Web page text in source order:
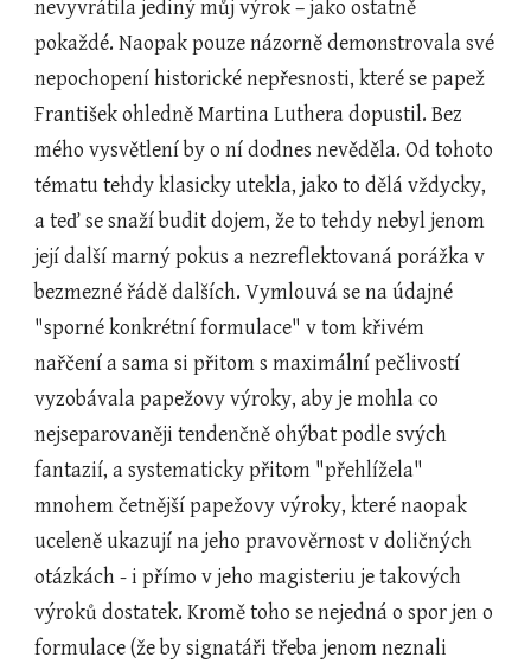
nevyvrátila jediný můj výrok – jako ostatně
pokaždé. Naopak pouze názorně demonstrovala své
nepochopení historické nepřesnosti, které se papež
František ohledně Martina Luthera dopustil. Bez
mého vysvětlení by o ní dodnes nevěděla. Od tohoto
tématu tehdy klasicky utekla, jako to dělá vždycky,
a teď se snaží budit dojem, že to tehdy nebyl jenom
její další marný pokus a nezreflektovaná porážka v
bezmezné řádě dalších. Vymlouvá se na údajné
"sporné konkrétní formulace" v tom křivém
nařčení a sama si přitom s maximální pečlivostí
vyzobávala papežovy výroky, aby je mohla co
nejseparovaněji tendenčně ohýbat podle svých
fantazií, a systematicky přitom "přehlížela"
mnohem četnější papežovy výroky, které naopak
uceleně ukazují na jeho pravověrnost v doličných
otázkách - i přímo v jeho magisteriu je takových
výroků dostatek. Kromě toho se nejedná o spor jen o
formulace (že by signatáři třeba jenom neznali